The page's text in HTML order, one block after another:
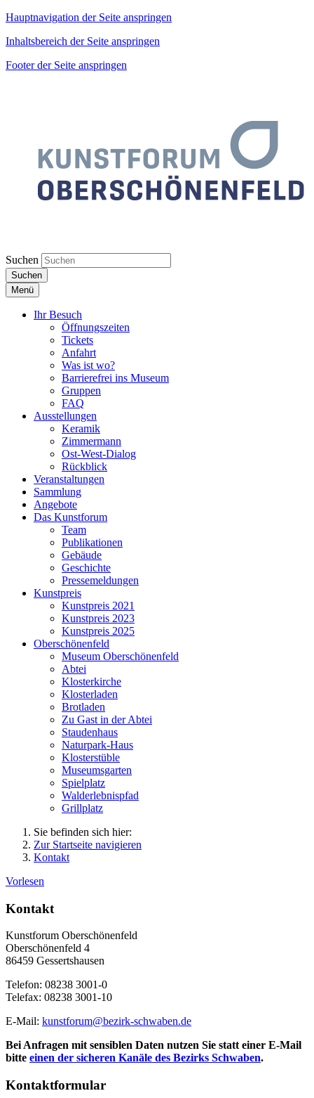
Hauptnavigation der Seite anspringen
Inhaltsbereich der Seite anspringen
Footer der Seite anspringen
Suchen
Suchen
Menü
Ihr Besuch
Öffnungszeiten
Tickets
Anfahrt
Was ist wo?
Barrierefrei ins Museum
Gruppen
FAQ
Ausstellungen
Keramik
Zimmermann
Ost-West-Dialog
Rückblick
Veranstaltungen
Sammlung
Angebote
Das Kunstforum
Team
Publikationen
Gebäude
Geschichte
Pressemeldungen
Kunstpreis
Kunstpreis 2021
Kunstpreis 2023
Kunstpreis 2025
Oberschönenfeld
Museum Oberschönenfeld
Abtei
Klosterkirche
Klosterladen
Brotladen
Zu Gast in der Abtei
Staudenhaus
Naturpark-Haus
Klosterstüble
Museumsgarten
Spielplatz
Walderlebnispfad
Grillplatz
Sie befinden sich hier:
Zur Startseite navigieren
Kontakt
Vorlesen
Kontakt
Kunstforum Oberschönenfeld
Oberschönenfeld 4
86459 Gessertshausen
Telefon: 08238 3001-0
Telefax: 08238 3001-10
E-Mail: kunstforum@bezirk-schwaben.de
Bei Anfragen mit sensiblen Daten nutzen Sie statt einer E-Mail
bitte einen der sicheren Kanäle des Bezirks Schwaben.
Kontaktformular